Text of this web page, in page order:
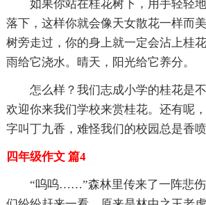
如果你站在桂花树下，用手轻轻
落下，这样你就会像天女散花一样而
树旁走过，你的身上就一定会沾上桂
雨给它浇水。晴天，阳光给它养分。
怎么样？我们志成小学的桂花是
欢迎你来我们学校来赏桂花。还有呢
字叫丁九香，难怪我们的校园总是香喷
四年级作文 篇4
“呜呜……”森林里传来了一阵悲